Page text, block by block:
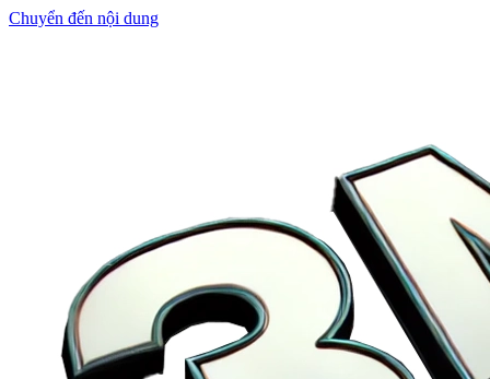
Chuyển đến nội dung